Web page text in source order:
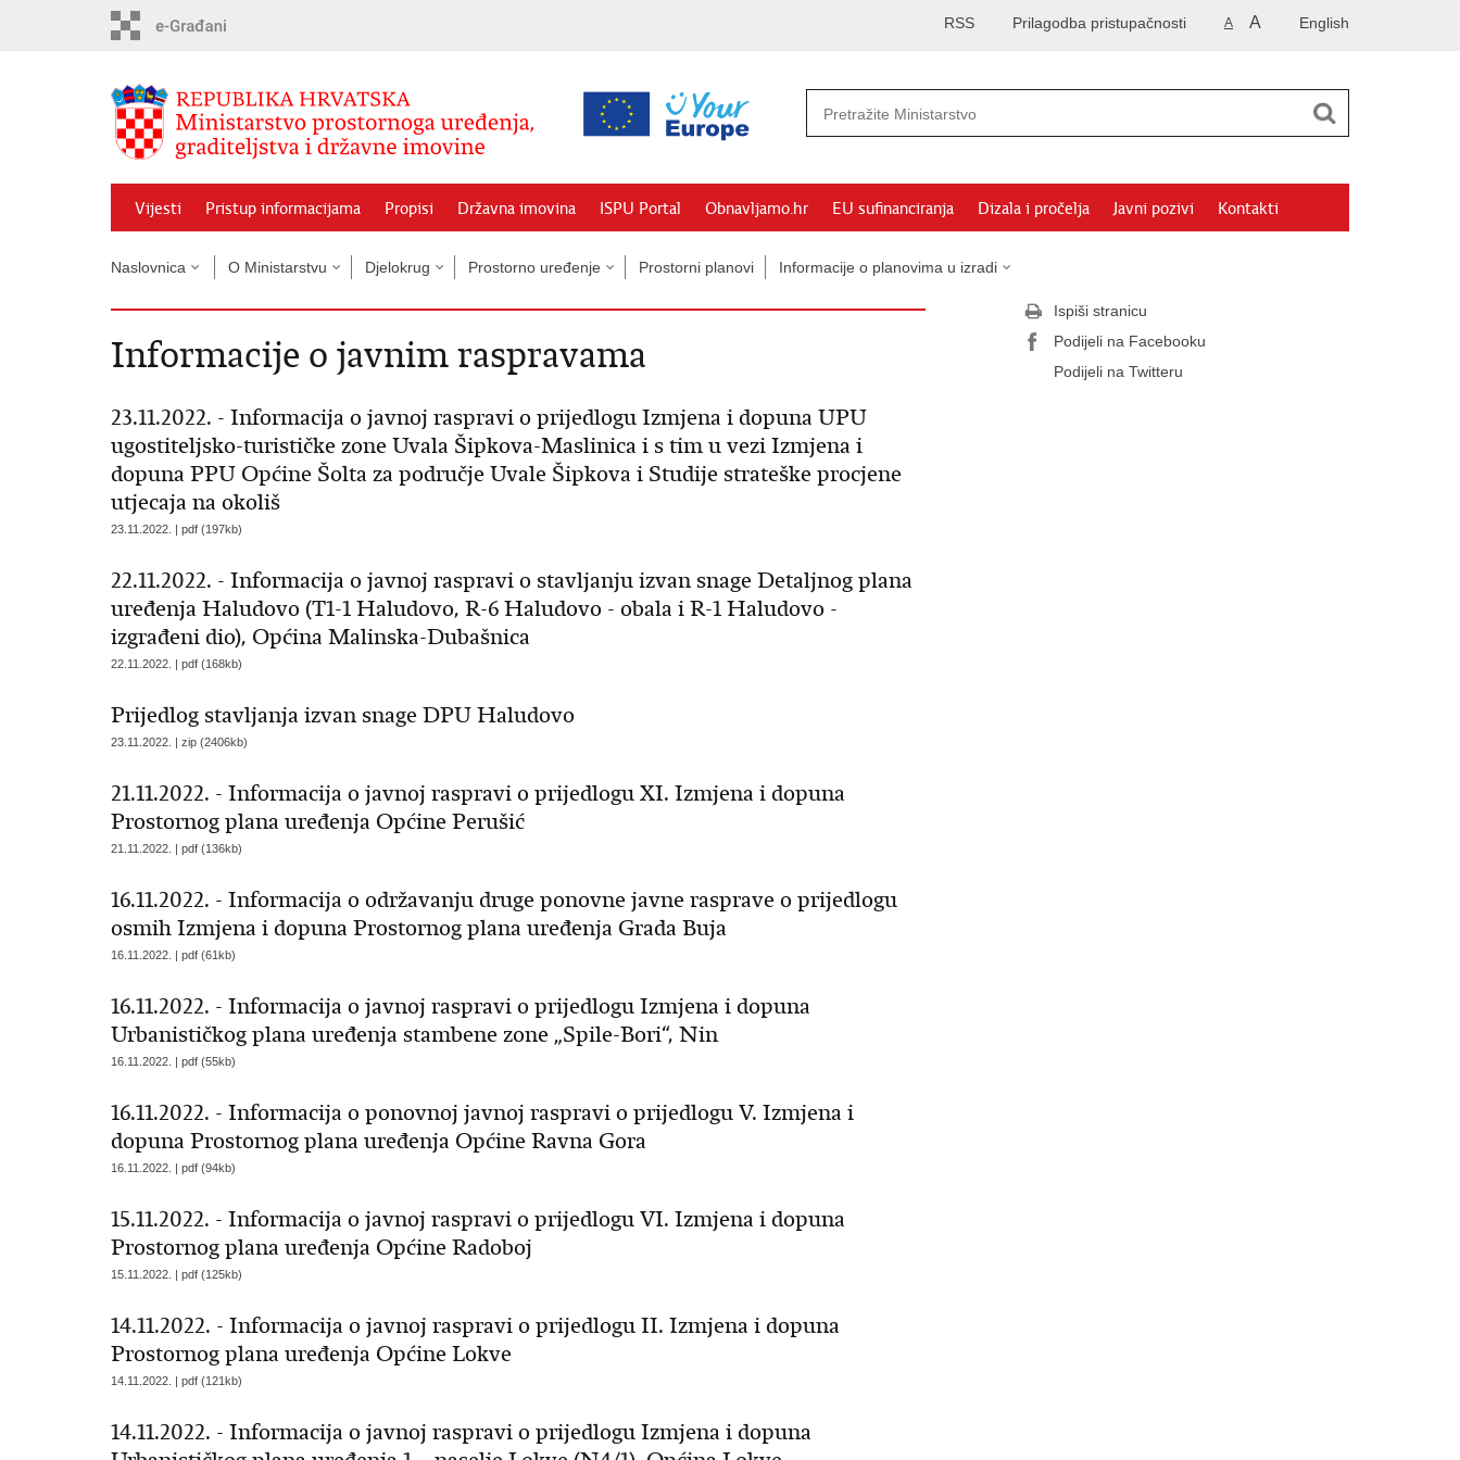
English
A A
Prilagodba pristupačnosti
RSS
Vijesti Pristup informacijama Propisi Državna imovina ISPU Portal Obnavljamo.hr EU sufinanciranja Dizala i pročelja Javni pozivi Kontakti
Naslovnica O Ministarstvu Djelokrug Prostorno uređenje Prostorni planovi Informacije o planovima u izradi
Informacije o javnim raspravama
23.11.2022. - Informacija o javnoj raspravi o prijedlogu Izmjena i dopuna UPU
ugostiteljsko-turističke zone Uvala Šipkova-Maslinica i s tim u vezi Izmjena i
dopuna PPU Općine Šolta za područje Uvale Šipkova i Studije strateške procjene
utjecaja na okoliš
23.11.2022. | pdf (197kb)
22.11.2022. - Informacija o javnoj raspravi o stavljanju izvan snage Detaljnog plana
uređenja Haludovo (T1-1 Haludovo, R-6 Haludovo - obala i R-1 Haludovo -
izgrađeni dio), Općina Malinska-Dubašnica
22.11.2022. | pdf (168kb)
Prijedlog stavljanja izvan snage DPU Haludovo
23.11.2022. | zip (2406kb)
21.11.2022. - Informacija o javnoj raspravi o prijedlogu XI. Izmjena i dopuna
Prostornog plana uređenja Općine Perušić
21.11.2022. | pdf (136kb)
16.11.2022. - Informacija o održavanju druge ponovne javne rasprave o prijedlogu
osmih Izmjena i dopuna Prostornog plana uređenja Grada Buja
16.11.2022. | pdf (61kb)
16.11.2022. - Informacija o javnoj raspravi o prijedlogu Izmjena i dopuna
Urbanističkog plana uređenja stambene zone „Spile-Bori“, Nin
16.11.2022. | pdf (55kb)
16.11.2022. - Informacija o ponovnoj javnoj raspravi o prijedlogu V. Izmjena i
dopuna Prostornog plana uređenja Općine Ravna Gora
16.11.2022. | pdf (94kb)
15.11.2022. - Informacija o javnoj raspravi o prijedlogu VI. Izmjena i dopuna
Prostornog plana uređenja Općine Radoboj
15.11.2022. | pdf (125kb)
14.11.2022. - Informacija o javnoj raspravi o prijedlogu II. Izmjena i dopuna
Prostornog plana uređenja Općine Lokve
14.11.2022. | pdf (121kb)
14.11.2022. - Informacija o javnoj raspravi o prijedlogu Izmjena i dopuna
Ispiši stranicu
Podijeli na Facebooku
Podijeli na Twitteru